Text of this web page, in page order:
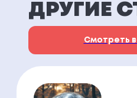
ДРУГИЕ
Смотреть